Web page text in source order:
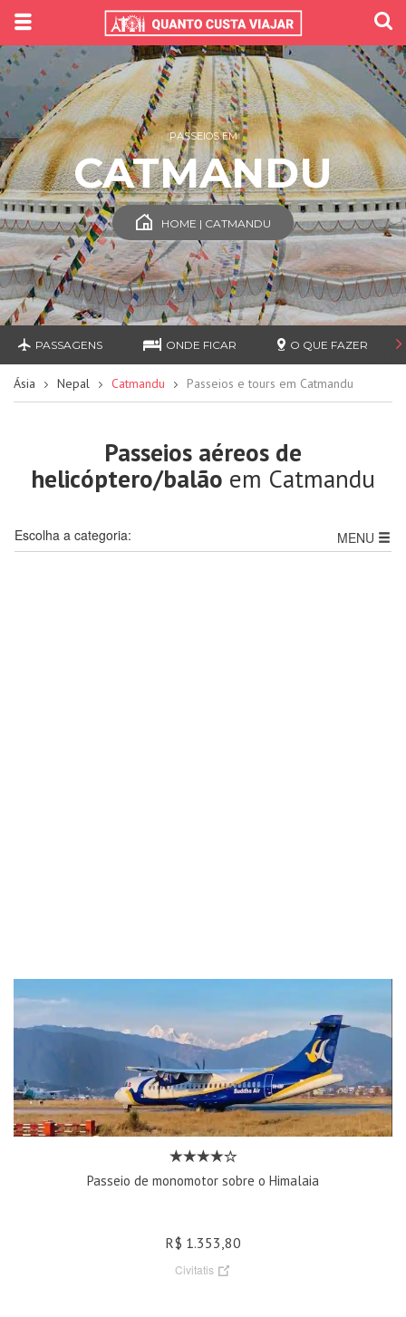
PASSEIOS EM
CATMANDU
HOME | CATMANDU
PASSAGENS ONDE FICAR O QUE FAZER
Ásia Nepal Catmandu Passeios e tours em Catmandu
Passeios aéreos de
helicóptero/balão em Catmandu
MENU
Escolha a categoria:
Passeio de monomotor sobre o Himalaia
R$ 1.353,80
Civitatis